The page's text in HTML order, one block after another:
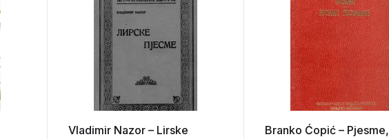
Vladimir Nazor – Lirske
Branko Ćopić – Pjesme,